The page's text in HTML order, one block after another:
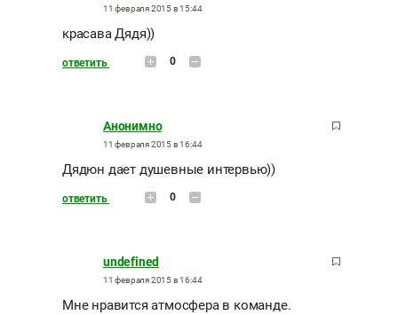
11 февраля 2015 в 15:44
красава Дядя))
ответить 0
Анонимно
11 февраля 2015 в 16:44
Дядюн дает душевные интервью))
ответить 0
undefined
11 февраля 2015 в 16:44
Мне нравится атмосфера в команде.